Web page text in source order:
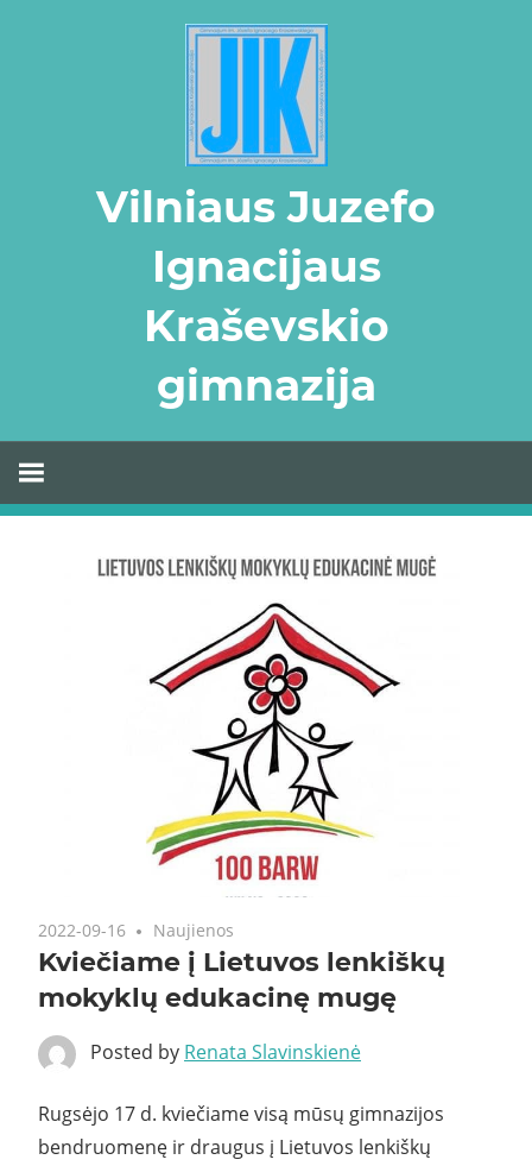
Vilniaus Juzefo
Ignacijaus
Kraševskio
gimnazija
2022-09-16 Naujienos
Kviečiame į Lietuvos lenkiškų
mokyklų edukacinę mugę
Posted by Renata Slavinskienė
Rugsėjo 17 d. kviečiame visą mūsų gimnazijos
bendruomenę ir draugus į Lietuvos lenkiškų